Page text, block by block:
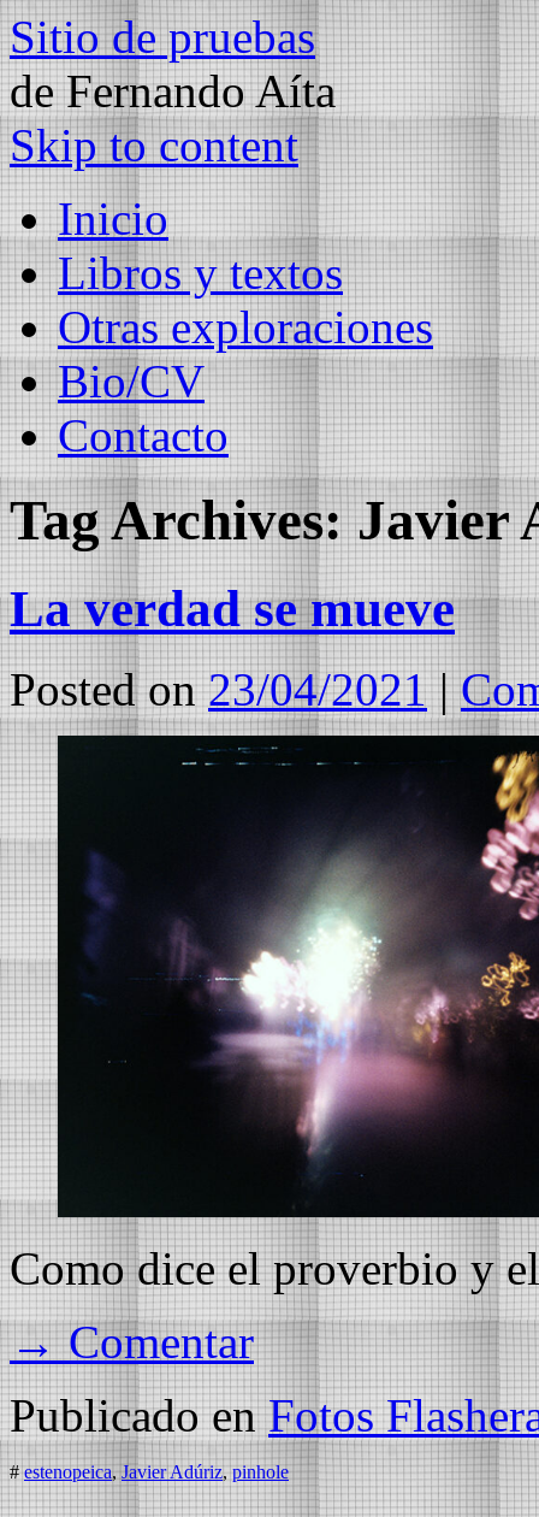
Sitio de pruebas
de Fernando Aíta
Skip to content
Inicio
Libros y textos
Otras exploraciones
Bio/CV
Contacto
Tag Archives:Javier
La verdad se mueve
Posted on 23/04/2021 |
Como dice el proverbio y
→ Comentar
Publicado en Fotos
# estenopeica,Javier Adúriz,pinhole